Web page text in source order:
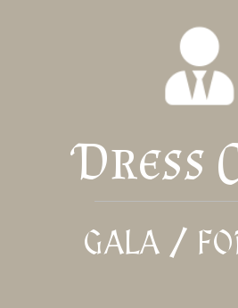
Dress
GALA /